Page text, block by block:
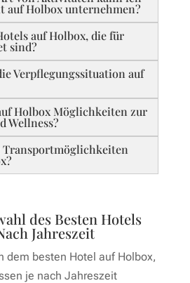
auf Holbox unternehmen?
auf Holbox, die für
sind?
Verpflegungssituation auf
Holbox Möglichkeiten zur
Wellness?
Transportmöglichkeiten
des Besten Hotels
Jahreszeit
dem besten Hotel auf Holbox,
je nach Jahreszeit